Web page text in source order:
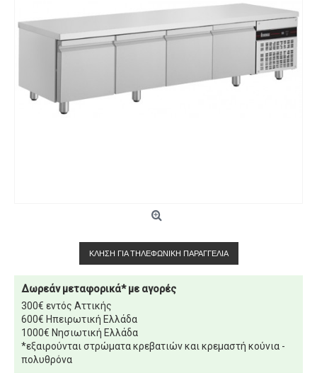
ΚΛΉΣΗ ΓΙΑ ΤΗΛΕΦΩΝΙΚΉ ΠΑΡΑΓΓΕΛΊΑ
Δωρεάν μεταφορικά* με αγορές
300€ εντός Αττικής
600€ Ηπειρωτική Ελλάδα
1000€ Νησιωτική Ελλάδα
*εξαιρούνται στρώματα κρεβατιών και κρεμαστή κούνια -
πολυθρόνα